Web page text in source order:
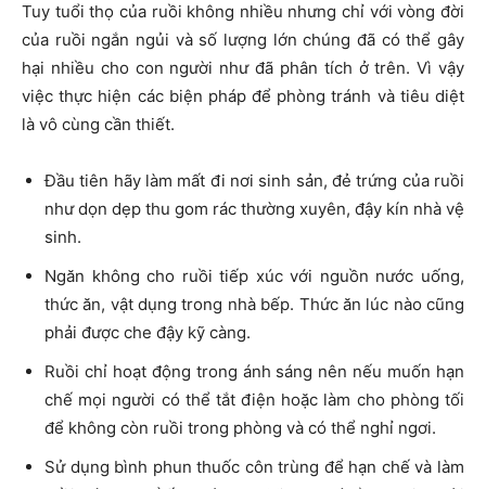
Tuy tuổi thọ của ruồi không nhiều nhưng chỉ với vòng đời
của ruồi ngắn ngủi và số lượng lớn chúng đã có thể gây
hại nhiều cho con người như đã phân tích ở trên. Vì vậy
việc thực hiện các biện pháp để phòng tránh và tiêu diệt
là vô cùng cần thiết.
Đầu tiên hãy làm mất đi nơi sinh sản, đẻ trứng của ruồi
như dọn dẹp thu gom rác thường xuyên, đậy kín nhà vệ
sinh.
Ngăn không cho ruồi tiếp xúc với nguồn nước uống,
thức ăn, vật dụng trong nhà bếp. Thức ăn lúc nào cũng
phải được che đậy kỹ càng.
Ruồi chỉ hoạt động trong ánh sáng nên nếu muốn hạn
chế mọi người có thể tắt điện hoặc làm cho phòng tối
để không còn ruồi trong phòng và có thể nghỉ ngơi.
Sử dụng bình phun thuốc côn trùng để hạn chế và làm